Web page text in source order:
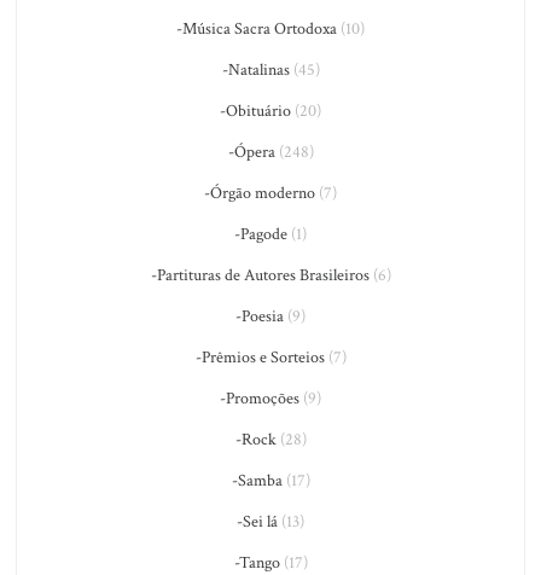
-Música Sacra Ortodoxa (10)
-Natalinas(45)
-Obituário (20)
-Ópera(248)
-Órgão moderno (7)
-Pagode (1)
-Partituras de Autores Brasileiros(6)
-Poesia (9)
-Prêmios e Sorteios(7)
-Promoções (9)
-Rock(28)
-Samba(17)
-Sei lá (13)
-Tango(17)